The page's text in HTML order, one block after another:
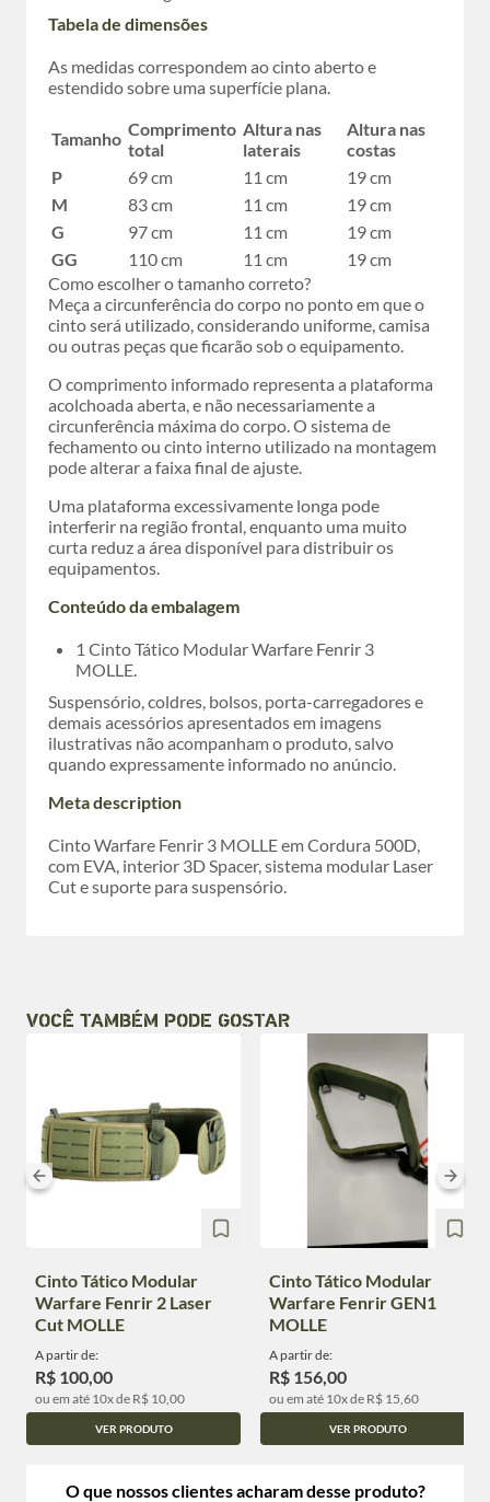
Tabela de dimensões
As medidas correspondem ao cinto aberto e
estendido sobre uma superfície plana.
Tamanho Comprimento
total
Altura nas
laterais
Altura nas
costas
P
69 cm 11 cm
19 cm
M
83 cm 11 cm
19 cm
G
97 cm 11 cm
19 cm
GG
110 cm 11 cm
19 cm
Como escolher o tamanho correto?
Meça a circunferência do corpo no ponto em que o
cinto será utilizado, considerando uniforme, camisa
ou outras peças que ficarão sob o equipamento.
O comprimento informado representa a plataforma
acolchoada aberta, e não necessariamente a
circunferência máxima do corpo. O sistema de
fechamento ou cinto interno utilizado na montagem
pode alterar a faixa final de ajuste.
Uma plataforma excessivamente longa pode
interferir na região frontal, enquanto uma muito
curta reduz a área disponível para distribuir os
equipamentos.
Conteúdo da embalagem
1 Cinto Tático Modular Warfare Fenrir 3
MOLLE.
Suspensório, coldres, bolsos, porta-carregadores e
demais acessórios apresentados em imagens
ilustrativas não acompanham o produto, salvo
quando expressamente informado no anúncio.
Meta description
Cinto Warfare Fenrir 3 MOLLE em Cordura 500D,
com EVA, interior 3D Spacer, sistema modular Laser
Cut e suporte para suspensório.
VOCÊ TAMBÉM PODE GOSTAR
Cinto Tático Modular
Warfare Fenrir 2 Laser
Cut MOLLE
A partir de:
R$ 100,00
ou em até 10x de R$ 10,00
VER PRODUTO
Cinto Tático Modular
Warfare Fenrir GEN1
MOLLE
A partir de:
R$ 156,00
ou em até 10x de R$ 15,60
VER PRODUTO
O que nossos clientes acharam desse produto?